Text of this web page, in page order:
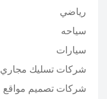
رياضي
سياحه
سيارات
شركات تسليك مجاري
شركات تصميم مواقع